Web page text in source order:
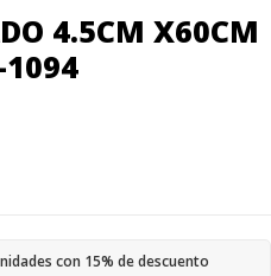
4.5CM X60CM
1094
con 15% de descuento